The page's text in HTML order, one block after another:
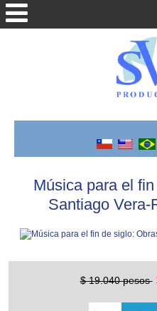
Música para el
Santiago Vera-
$ 19.040 pesos